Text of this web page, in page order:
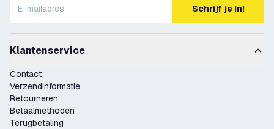
Schrijf je in!
Klantenservice
Contact
Verzendinformatie
Retourneren
Betaalmethoden
Terugbetaling